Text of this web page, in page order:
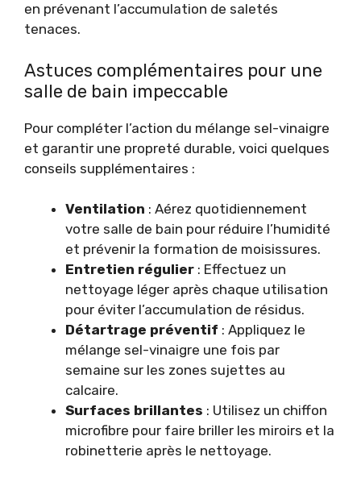
en prévenant l’accumulation de saletés
tenaces.
Astuces complémentaires pour une
salle de bain impeccable
Pour compléter l’action du mélange sel-vinaigre
et garantir une propreté durable, voici quelques
conseils supplémentaires :
Ventilation : Aérez quotidiennement
votre salle de bain pour réduire l’humidité
et prévenir la formation de moisissures.
Entretien régulier : Effectuez un
nettoyage léger après chaque utilisation
pour éviter l’accumulation de résidus.
Détartrage préventif : Appliquez le
mélange sel-vinaigre une fois par
semaine sur les zones sujettes au
calcaire.
Surfaces brillantes : Utilisez un chiffon
microfibre pour faire briller les miroirs et la
robinetterie après le nettoyage.